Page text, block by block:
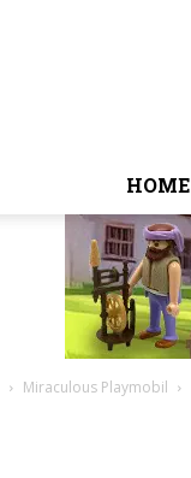
HOME
Miraculous Playmobil